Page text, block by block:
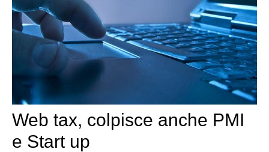
Web tax, colpisce anche PMI
e Start up